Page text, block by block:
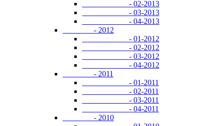
- 02-2013
- 03-2013
- 04-2013
- 2012
- 01-2012
- 02-2012
- 03-2012
- 04-2012
- 2011
- 01-2011
- 02-2011
- 03-2011
- 04-2011
- 2010